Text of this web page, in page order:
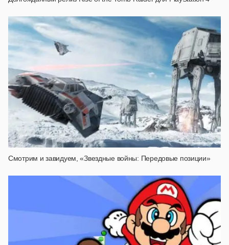
Смотрим и завидуем, «Звездные войны: Передовые позиции»